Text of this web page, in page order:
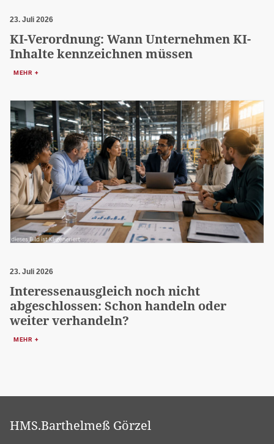
23. Juli 2026
KI-Verordnung: Wann Unternehmen KI-
Inhalte kennzeichnen müssen
MEHR +
23. Juli 2026
Interessenausgleich noch nicht
abgeschlossen: Schon handeln oder
weiter verhandeln?
MEHR +
HMS.Barthelmeß Görzel